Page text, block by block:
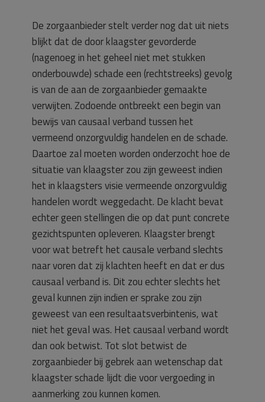
De zorgaanbieder stelt verder nog dat uit niets
blijkt dat de door klaagster gevorderde
(nagenoeg in het geheel niet met stukken
onderbouwde) schade een (rechtstreeks) gevolg
is van de aan de zorgaanbieder gemaakte
verwijten. Zodoende ontbreekt een begin van
bewijs van causaal verband tussen het
vermeend onzorgvuldig handelen en de schade.
Daartoe zal moeten worden onderzocht hoe de
situatie van klaagster zou zijn geweest indien
het in klaagsters visie vermeende onzorgvuldig
handelen wordt weggedacht. De klacht bevat
echter geen stellingen die op dat punt concrete
gezichtspunten opleveren. Klaagster brengt
voor wat betreft het causale verband slechts
naar voren dat zij klachten heeft en dat er dus
causaal verband is. Dit zou echter slechts het
geval kunnen zijn indien er sprake zou zijn
geweest van een resultaatsverbintenis, wat
niet het geval was. Het causaal verband wordt
dan ook betwist. Tot slot betwist de
zorgaanbieder bij gebrek aan wetenschap dat
klaagster schade lijdt die voor vergoeding in
aanmerking zou kunnen komen.